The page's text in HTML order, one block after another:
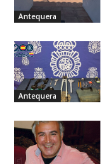
Antequera
Antequera